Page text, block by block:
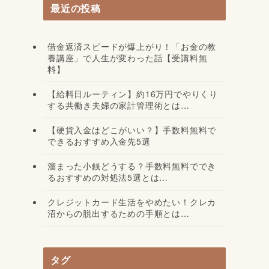
最近の投稿
借金返済スピードが爆上がり！「お金の教
養講座」で人生が変わった話【受講料無
料】
【給料日ルーティン】約16万円でやりくり
する共働き夫婦の家計管理術とは…
【硬貨入金はどこがいい？】手数料無料で
できるおすすめ入金先5選
溜まった小銭どうする？手数料無料ででき
るおすすめの対処法5選とは…
クレジットカード生活をやめたい！クレカ
沼からの脱出するための手順とは…
タグ